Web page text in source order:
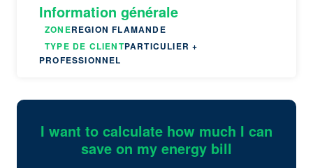
Information générale
ZONEREGION FLAMANDE
TYPE DE CLIENTPARTICULIER +
PROFESSIONNEL
I want to calculate how much I can
save on my energy bill